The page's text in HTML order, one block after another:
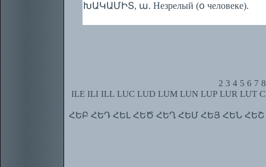
ԽԱԿԱՄԻՏ, ա. Незрелый (օ человеке).
2 3 4 5 6 7 8
ILE ILI ILL LUC LUD LUM LUN LUP LUR LUT
ՀԵԲ ՀԵԴ ՀԵԼ ՀԵԾ ՀԵՂ ՀԵՄ ՀԵՅ ՀԵՆ ՀԵՇ